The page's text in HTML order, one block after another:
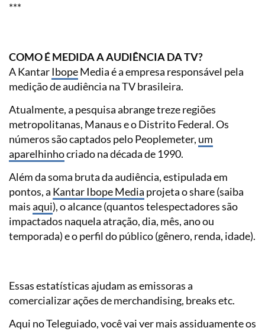
***
COMO É MEDIDA A AUDIÊNCIA DA TV?
A KantarIbopeMedia é a empresa responsável pela
medição de audiência na TV brasileira.
Atualmente, a pesquisa abrange treze regiões
metropolitanas, Manaus e o Distrito Federal. Os
números são captados pelo Peoplemeter, um
aparelhinhocriado na década de 1990.
Além da soma bruta da audiência, estipulada em
pontos, a Kantar Ibope Media projeta o share (saiba
maisaqui), o alcance (quantos telespectadores são
impactados naquela atração, dia, mês, ano ou
temporada) e o perfil do público (gênero, renda, idade).
Essas estatísticas ajudam as emissoras a
comercializar ações de merchandising, breaks etc.
Aqui no Teleguiado, você vai ver mais assiduamente os